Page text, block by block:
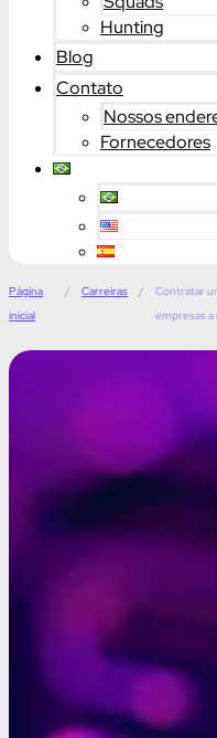
Hunting
Blog
Contato
Nossos
Fornecedores
Página
inicial
/ Carreiras /
Contratar
empresas